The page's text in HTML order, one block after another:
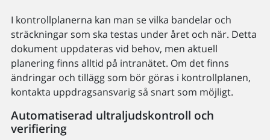
I kontrollplanerna kan man se vilka bandelar och
sträckningar som ska testas under året och när. Detta
dokument uppdateras vid behov, men aktuell
planering finns alltid på intranätet. Om det finns
ändringar och tillägg som bör göras i kontrollplanen,
kontakta uppdragsansvarig så snart som möjligt.
Automatiserad ultraljudskontroll och
verifiering